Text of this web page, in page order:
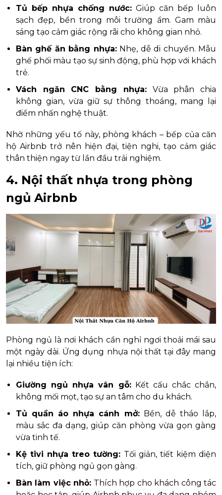
Tủ bếp nhựa chống nước: Giúp căn bếp luôn
sạch đẹp, bền trong môi trường ẩm. Gam màu
sáng tạo cảm giác rộng rãi cho không gian nhỏ.
Bàn ghế ăn bằng nhựa:Nhẹ, dễ di chuyển. Mẫu
ghế phối màu tạo sự sinh động, phù hợp với khách
trẻ.
Vách ngăn CNC bằng nhựa:Vừa phân chia
không gian, vừa giữ sự thông thoáng, mang lại
điểm nhấn nghệ thuật.
Nhờ những yếu tố này, phòng khách – bếp của căn
hộ Airbnb trở nên hiện đại, tiện nghi, tạo cảm giác
thân thiện ngay từ lần đầu trải nghiệm.
4. Nội thất nhựa trong phòng
ngủ Airbnb
Phòng ngủ là nơi khách cần nghỉ ngơi thoải mái sau
một ngày dài. Ứng dụng nhựa nội thất tại đây mang
lại nhiều tiện ích:
Giường ngủ nhựa vân gỗ:Kết cấu chắc chắn,
không mối mọt, tạo sự an tâm cho du khách.
Tủ quần áo nhựa cánh mở:Bền, dễ tháo lắp,
màu sắc đa dạng, giúp căn phòng vừa gọn gàng
vừa tinh tế.
Kệ tivi nhựa treo tường: Tối giản, tiết kiệm diện
tích, giữ phòng ngủ gọn gàng.
Bàn làm việc nhỏ: Thích hợp cho khách công tác